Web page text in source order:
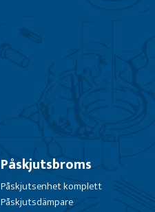
Påskjutsbroms
Påskjutsenhet komplett
Påskjutsdämpare